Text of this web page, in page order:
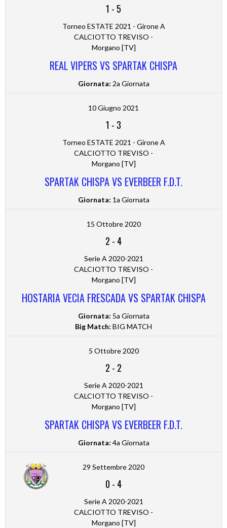
1 - 5
Torneo ESTATE 2021 - Girone A
CALCIOTTO TREVISO -
Morgano [TV]
REAL VIPERS VS SPARTAK CHISPA
Giornata: 2a Giornata
10 Giugno 2021
1 - 3
Torneo ESTATE 2021 - Girone A
CALCIOTTO TREVISO -
Morgano [TV]
SPARTAK CHISPA VS EVERBEER F.D.T.
Giornata: 1a Giornata
15 Ottobre 2020
2 - 4
Serie A 2020-2021
CALCIOTTO TREVISO -
Morgano [TV]
HOSTARIA VECIA FRESCADA VS SPARTAK CHISPA
Giornata: 5a Giornata
Big Match: BIG MATCH
5 Ottobre 2020
2 - 2
Serie A 2020-2021
CALCIOTTO TREVISO -
Morgano [TV]
SPARTAK CHISPA VS EVERBEER F.D.T.
Giornata: 4a Giornata
29 Settembre 2020
0 - 4
Serie A 2020-2021
CALCIOTTO TREVISO -
Morgano [TV]